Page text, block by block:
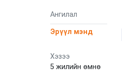
Ангилал
Эрүүл мэнд
Хэзээ
5 жилийн өмнө